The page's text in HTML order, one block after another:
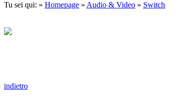
Tu sei qui: » Homepage » Audio & Video » Switch
indietro